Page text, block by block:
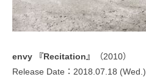
envy 『Recitation』
（2010）
Release Date：2018.07.18 (Wed.)